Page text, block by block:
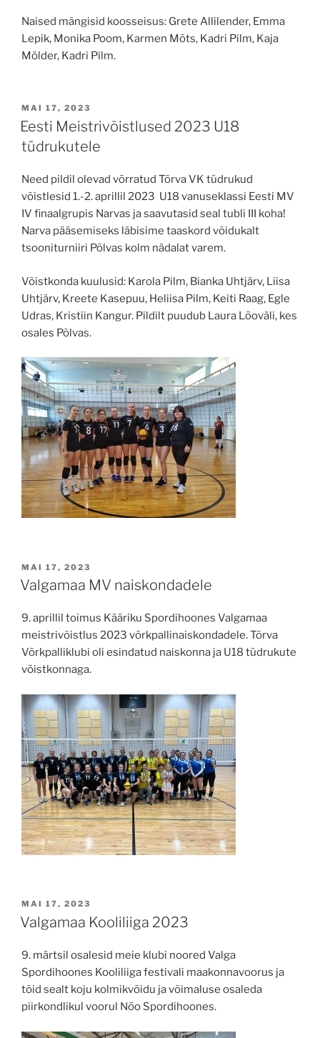
Naised mängisid koosseisus: Grete Allilender, Emma
Lepik, Monika Poom, Karmen Mõts, Kadri Pilm, Kaja
Mölder, Kadri Pilm.
POSTED
ON
MAI 17, 2023
Eesti Meistrivõistlused 2023 U18
tüdrukutele
Need pildil olevad võrratud Tõrva VK tüdrukud
võistlesid 1.-2. aprillil 2023 U18 vanuseklassi Eesti MV
IV finaalgrupis Narvas ja saavutasid seal tubli III koha!
Narva pääsemiseks läbisime taaskord võidukalt
tsooniturniiri Põlvas kolm nädalat varem.
Võistkonda kuulusid: Karola Pilm, Bianka Uhtjärv, Liisa
Uhtjärv, Kreete Kasepuu, Heliisa Pilm, Keiti Raag, Egle
Udras, Kristiin Kangur. Pildilt puudub Laura Lõoväli, kes
osales Põlvas.
POSTED
ON
MAI 17, 2023
Valgamaa MV naiskondadele
9. aprillil toimus Kääriku Spordihoones Valgamaa
meistrivõistlus 2023 võrkpallinaiskondadele. Tõrva
Võrkpalliklubi oli esindatud naiskonna ja U18 tüdrukute
võistkonnaga.
POSTED
ON
MAI 17, 2023
Valgamaa Kooliliiga 2023
9. märtsil osalesid meie klubi noored Valga
Spordihoones Kooliliiga festivali maakonnavoorus ja
tõid sealt koju kolmikvõidu ja võimaluse osaleda
piirkondlikul voorul Nõo Spordihoones.